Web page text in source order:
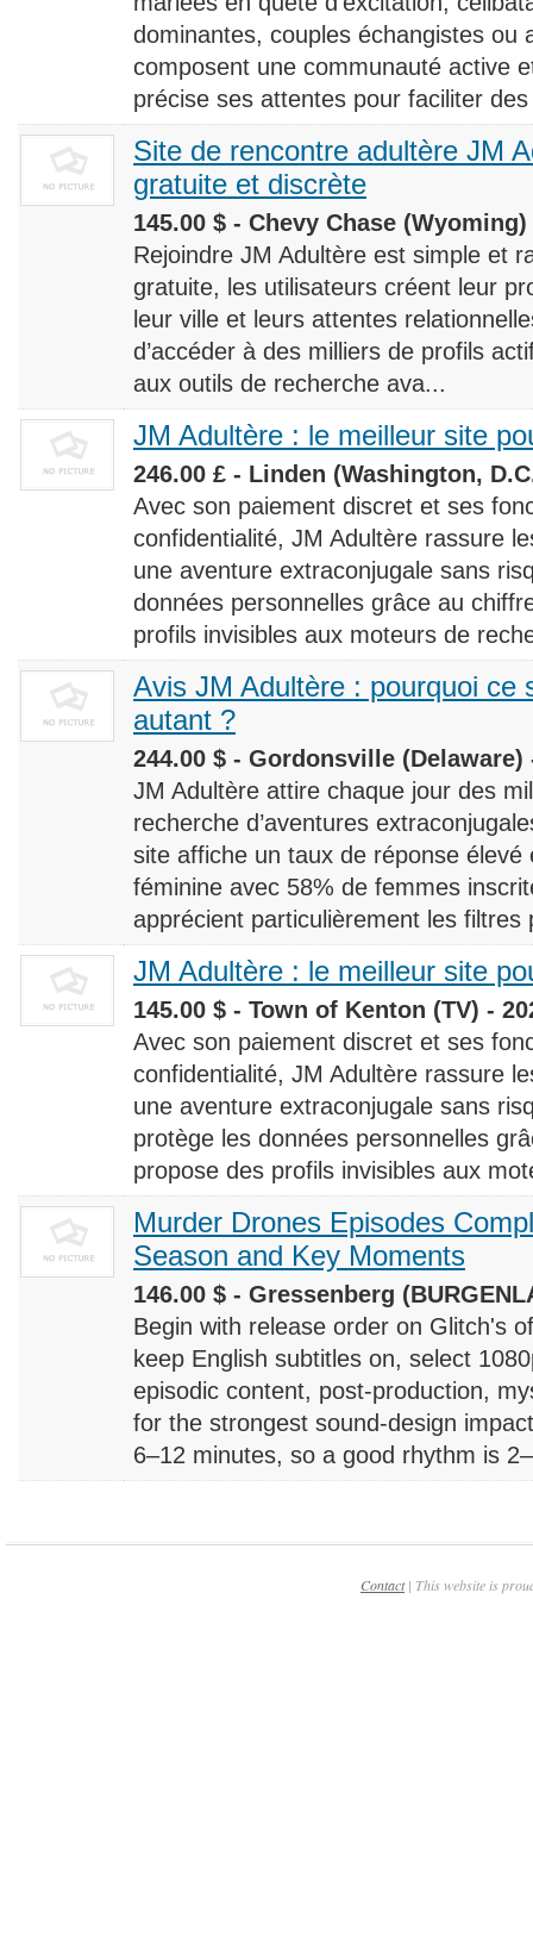
dominantes, couples échangistes ou
composent une communauté active
précise ses attentes pour faciliter
Site de rencontre adultère JM
gratuite et discrète
145.00 $ - Chevy Chase (Wyoming)
Rejoindre JM Adultère est simple et
gratuite, les utilisateurs créent leur
leur ville et leurs attentes
d’accéder à des milliers de profils
aux outils de recherche ava...
JM Adultère : le meilleur site
246.00 £ - Linden (Washington,
Avec son paiement discret et ses
confidentialité, JM Adultère rassure
une aventure extraconjugale sans
données personnelles grâce au
profils invisibles aux moteurs de
Avis JM Adultère : pourquoi ce
autant ?
244.00 $ - Gordonsville (Delaware)
JM Adultère attire chaque jour des
recherche d’aventures
site affiche un taux de réponse
féminine avec 58% de femmes
apprécient particulièrement les filtres
JM Adultère : le meilleur site
145.00 $ - Town of Kenton (TV) -
Avec son paiement discret et ses
confidentialité, JM Adultère rassure
une aventure extraconjugale sans
protège les données personnelles
propose des profils invisibles aux
Murder Drones Episodes
Season and Key Moments
146.00 $ - Gressenberg
Begin with release order on Glitch's
keep English subtitles on, select
episodic content, post-production,
for the strongest sound-design
6–12 minutes, so a good rhythm is
Contact| This website is